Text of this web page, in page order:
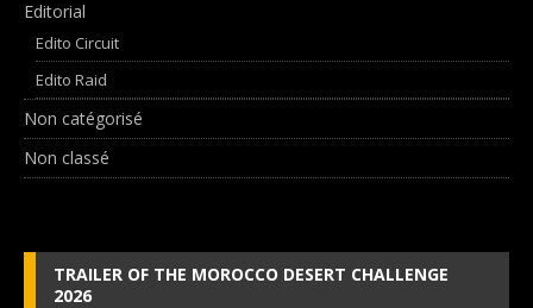
Editorial
Edito Circuit
Edito Raid
Non catégorisé
Non classé
TRAILER OF THE MOROCCO DESERT CHALLENGE
2026